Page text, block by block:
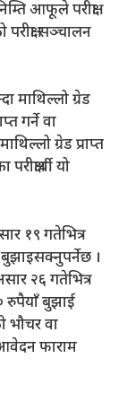
आफूले परीक्षा
सञ्चालन
माथिल्लो ग्रेड
गर्ने वा
ग्रेड प्राप्त
यो
१९ गतेभित्र
बुझाइसक्नुपर्नेछ ।
२६ गतेभित्र
रुपैयाँ बुझाई
भौचर वा
आवेदन फाराम